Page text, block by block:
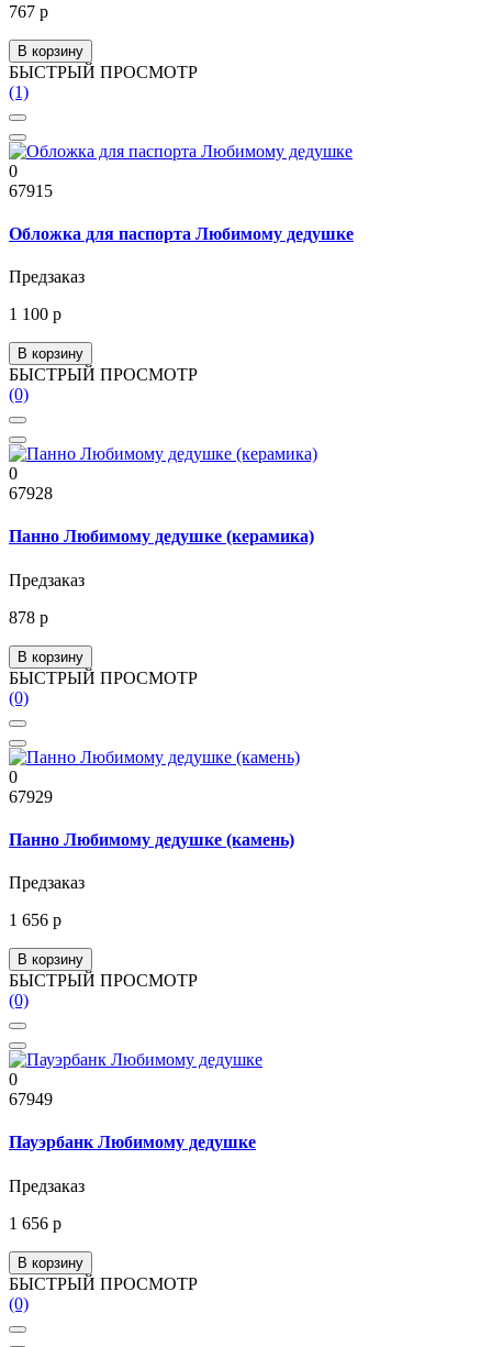
767 р
В корзину
БЫСТРЫЙ ПРОСМОТР
(1)
0
67915
Обложка для паспорта Любимому дедушке
Предзаказ
1 100 р
В корзину
БЫСТРЫЙ ПРОСМОТР
(0)
0
67928
Панно Любимому дедушке (керамика)
Предзаказ
878 р
В корзину
БЫСТРЫЙ ПРОСМОТР
(0)
0
67929
Панно Любимому дедушке (камень)
Предзаказ
1 656 р
В корзину
БЫСТРЫЙ ПРОСМОТР
(0)
0
67949
Пауэрбанк Любимому дедушке
Предзаказ
1 656 р
В корзину
БЫСТРЫЙ ПРОСМОТР
(0)